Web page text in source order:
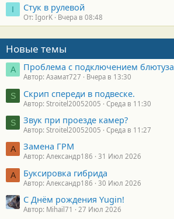
I Стук в рулевой
От: IgorK Вчера в 08:48
Новые темы
А Проблема с подключением блютуза
Автор: Азамат727 Вчера в 13:30
S Скрип спереди в подвеске.
Автор: Stroitel20052005 Среда в 11:30
S Звук при проезде камер?
Автор: Stroitel20052005 Среда в 11:27
А Замена ГРМ
Автор: Александр186 31 Июл 2026
А Буксировка гибрида
Автор: Александр186 30 Июл 2026
С Днём рождения Yugin!
Автор: Mihail71 27 Июл 2026